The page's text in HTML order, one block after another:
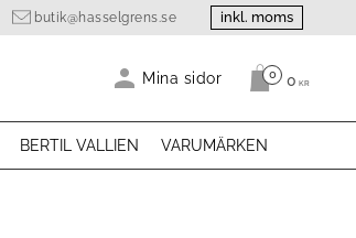
butik@hasselgrens.se inkl. moms
Mina sidor Antal
0 0 KR
BERTIL VALLIEN VARUMÄRKEN